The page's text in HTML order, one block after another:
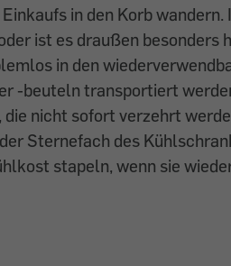
in den Korb wandern.
ist es draußen besonders
in den
-beuteln transportiert
nicht sofort verzehrt
Sternefach des
stapeln, wenn sie